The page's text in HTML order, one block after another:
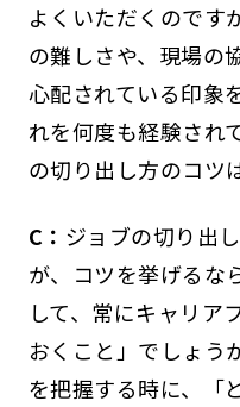
よくいただくのです
の難しさや、現場の
心配されている印象
れを何度も経験され
の切り出し方のコツ
C： ジョブの切り出
が、コツを挙げるな
して、常にキャリア
おくこと」でしょう
を把握する時に、「